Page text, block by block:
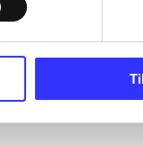
Superbike 2000 :
championship